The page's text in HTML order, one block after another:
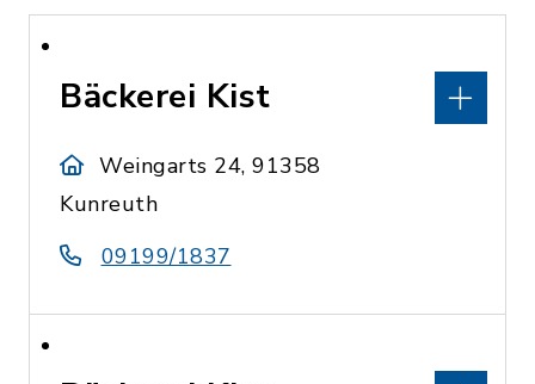
Bäckerei Kist
Weingarts 24, 91358
Kunreuth
09199/1837